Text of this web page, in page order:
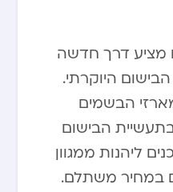
מציע דרך חדשה
היוקרתי.
הבשמים
הבישום
ליהנות ממגוון
במחיר משתלם.